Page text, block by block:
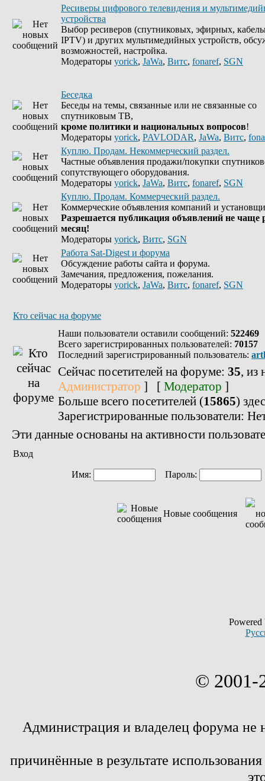
Ресиверы цифрового телевидения и
устройства
Выбор ресиверов (спутниковых, эфирных,
IPTV) и других мультимедийных устройств,
возможностей, настройка.
Модераторы yorick, JaWa, Витс, fonaref, SGN
Беседка
Беседы на темы, связанные или не связанные со
спутниковым ТВ,
кроме политики и национальных вопросов!
Модераторы yorick, PAVLODAR, JaWa, Витс,
Куплю. Продам. Некоммерческий раздел.
Частные объявления продажи/покупки
сопутствующего оборудования.
Модераторы yorick, JaWa, Витс, fonaref, SGN
Куплю. Продам. Коммерческий раздел.
Коммерческие объявления компаний и
Разрешается публикация объявлений не чаще
месяц!
Модераторы yorick, Витс, SGN
Работа Sat-Digest и форума
Обсуждение работы сайта и форума.
Замечания, предложения, пожелания.
Модераторы yorick, JaWa, Витс, fonaref, SGN
Кто сейчас на форуме
Наши пользователи оставили сообщений: 522469
Всего зарегистрированных пользователей: 70157
Последний зарегистрированный пользователь:
Сейчас посетителей на форуме: 35, из
Администратор ] [ Модератор ]
Больше всего посетителей (15865)
Зарегистрированные пользователи:
Эти данные основаны на активности
Вход
Имя: Пароль:
Новые сообщения
© 2001-
Администрация и владелец форума не
причинённые в результате